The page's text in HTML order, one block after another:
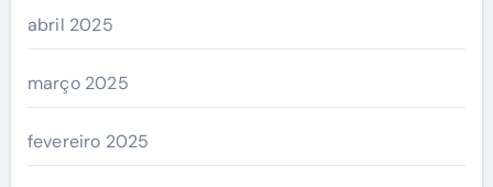
abril 2025
março 2025
fevereiro 2025